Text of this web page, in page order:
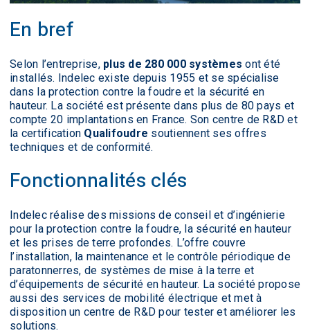
En bref
Selon l’entreprise, plus de 280 000 systèmes ont été
installés. Indelec existe depuis 1955 et se spécialise
dans la protection contre la foudre et la sécurité en
hauteur. La société est présente dans plus de 80 pays et
compte 20 implantations en France. Son centre de R&D et
la certification Qualifoudre soutiennent ses offres
techniques et de conformité.
Fonctionnalités clés
Indelec réalise des missions de conseil et d’ingénierie
pour la protection contre la foudre, la sécurité en hauteur
et les prises de terre profondes. L’offre couvre
l’installation, la maintenance et le contrôle périodique de
paratonnerres, de systèmes de mise à la terre et
d’équipements de sécurité en hauteur. La société propose
aussi des services de mobilité électrique et met à
disposition un centre de R&D pour tester et améliorer les
solutions.